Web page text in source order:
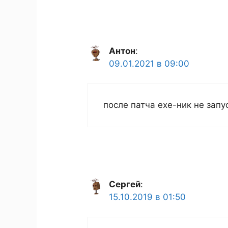
Антон:
09.01.2021 в 09:00
после патча ехе-ник не
Сергей:
15.10.2019 в 01:50